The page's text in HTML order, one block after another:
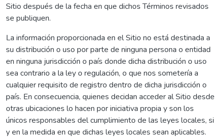
Sitio después de la fecha en que dichos Términos revisados
se publiquen.
La información proporcionada en el Sitio no está destinada a
su distribución o uso por parte de ninguna persona o entidad
en ninguna jurisdicción o país donde dicha distribución o uso
sea contrario a la ley o regulación, o que nos sometería a
cualquier requisito de registro dentro de dicha jurisdicción o
país. En consecuencia, quienes decidan acceder al Sitio desde
otras ubicaciones lo hacen por iniciativa propia y son los
únicos responsables del cumplimiento de las leyes locales, si
y en la medida en que dichas leyes locales sean aplicables.